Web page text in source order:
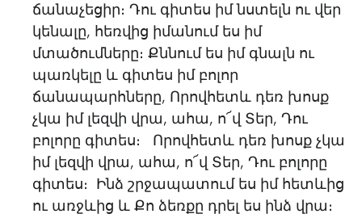
ճանաչեցիր։ Դու գիտես իմ նստելն ու վեր
կենալը, հեռվից իմանում ես իմ
մտածումները։ Քննում ես իմ գնալն ու
պառկելը և գիտես իմ բոլոր
ճանապարհները, Որովհետև դեռ խոսք
չկա իմ լեզվի վրա, ահա, ո՜վ Տեր, Դու
բոլորը գիտես։ Որովհետև դեռ խոսք չկա
իմ լեզվի վրա, ահա, ո՜վ Տեր, Դու բոլորը
գիտես։ Ինձ շրջապատում ես իմ հետևից
ու առջևից և Քո ձեռքը դրել ես ինձ վրա։